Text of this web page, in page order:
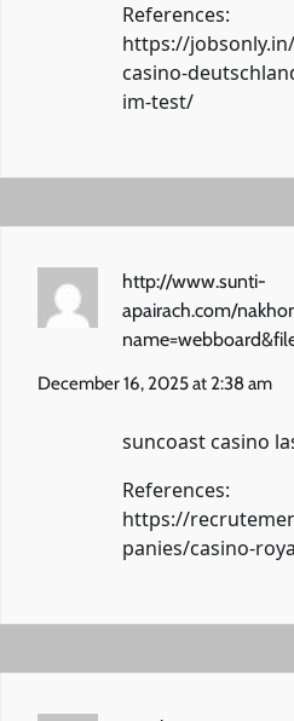
References:
https://
casino-
im-test/
http://www.sunti-
apairach.com/
December 16, 2025 at 2:38 am
suncoast casino
References:
https://
panies/casino-